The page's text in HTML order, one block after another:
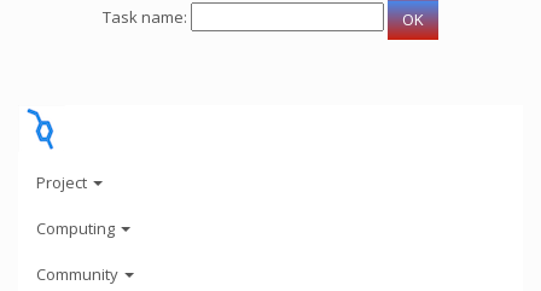
Task name:
Project
Computing
Community